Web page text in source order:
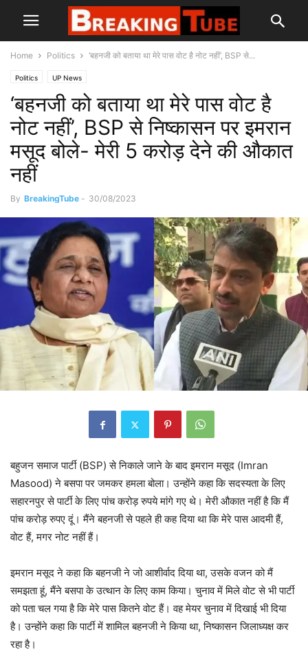
Home Politics ‘बहनजी को बताया था मेरे पास वोट है नोट नहीं’, BSP से...
Politics UP News
‘बहनजी को बताया था मेरे पास वोट है
नोट नहीं’, BSP से निष्कासन पर इमरान
मसूद बोले- मेरी 5 करोड़ देने की औकात
नहीं
By BreakingTube - 30/08/2023
बहुजन समाज पार्टी (BSP) से निकाले जाने के बाद इमरान मसूद (Imran
Masood) ने बसपा पर जमकर हमला बोला। उन्होंने कहा कि सदस्यता के लिए
सहारनपुर से पार्टी के लिए पांच करोड़ रुपये मांगे गए थे। मेरी औकात नहीं है कि मैं
पांच करोड़ रुपए दूं। मैंने बहनजी से पहले ही कह दिया था कि मेरे पास आदमी हैं,
वोट हैं, मगर नोट नहीं हैं।
इमरान मसूद ने कहा कि बहनजी ने जो आशीर्वाद दिया था, उसके वजन को मैं
समझता हूं, मैंने बसपा के उत्थान के लिए काम किया। चुनाव में मिले वोट से भी पार्टी
को पता चल गया है कि मेरे पास कितने वोट हैं। वह मेयर चुनाव में दिखाई भी दिया
है। उन्होंने कहा कि पार्टी में शामिल बहनजी ने किया था, निष्कासन जिलाध्यक्ष कर
रहा है।